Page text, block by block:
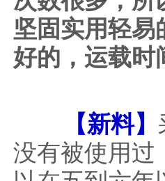
坚固实用轻易
好的，运载时
【新料】
没有被使用过